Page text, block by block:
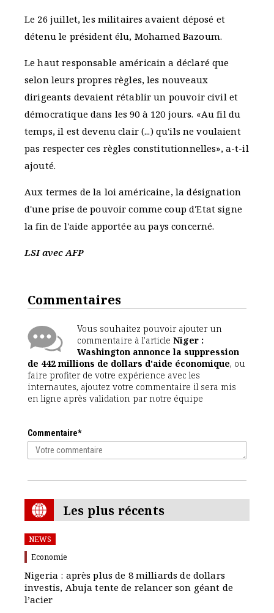
Le 26 juillet, les militaires avaient déposé et
détenu le président élu, Mohamed Bazoum.
Le haut responsable américain a déclaré que
selon leurs propres règles, les nouveaux
dirigeants devaient rétablir un pouvoir civil et
démocratique dans les 90 à 120 jours. «Au fil du
temps, il est devenu clair (...) qu'ils ne voulaient
pas respecter ces règles constitutionnelles», a-t-il
ajouté.
Aux termes de la loi américaine, la désignation
d'une prise de pouvoir comme coup d'Etat signe
la fin de l'aide apportée au pays concerné.
LSI avec AFP
Commentaires
Vous souhaitez pouvoir ajouter un
commentaire à l'article Niger :
Washington annonce la suppression
de 442 millions de dollars d'aide économique, ou
faire profiter de votre expérience avec les
internautes, ajoutez votre commentaire il sera mis
en ligne après validation par notre équipe
Commentaire*
Les plus récents
NEWS
Economie
Nigeria : après plus de 8 milliards de dollars
investis, Abuja tente de relancer son géant de
l’acier